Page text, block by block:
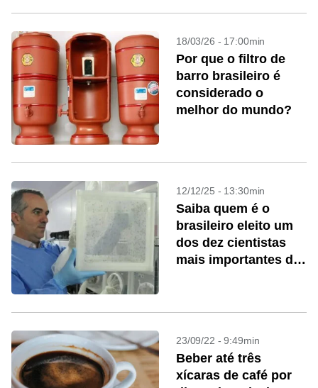
18/03/26 - 17:00min
Por que o filtro de
barro brasileiro é
considerado o
melhor do mundo?
12/12/25 - 13:30min
Saiba quem é o
brasileiro eleito um
dos dez cientistas
mais importantes de
23/09/22 - 9:49min
Beber até três
xícaras de café por